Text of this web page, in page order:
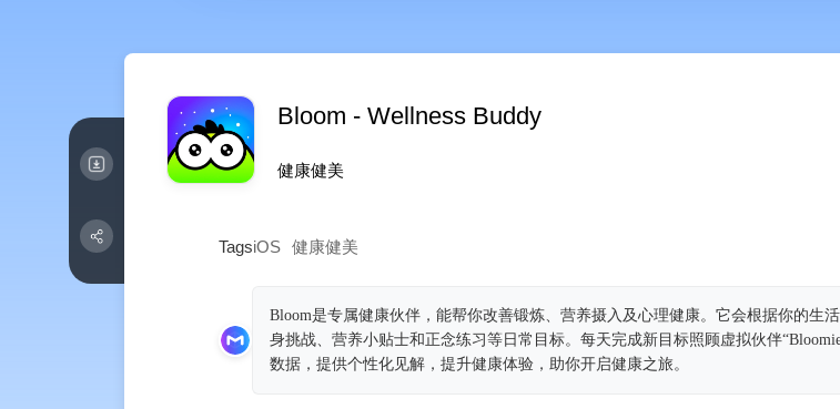
Bloom - Wellness Buddy
健康健美
TagsiOS 健康健美
Bloom是专属健康伙伴，能帮你改善锻炼、营养摄入及心理健康。它会根据你的生
身挑战、营养小贴士和正念练习等日常目标。每天完成新目标照顾虚拟伙伴
数据，提供个性化见解，提升健康体验，助你开启健康之旅。